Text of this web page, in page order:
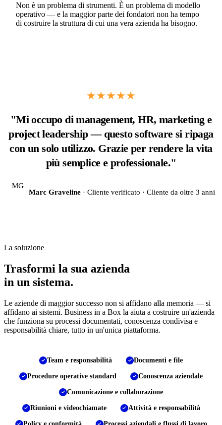
Non è un problema di strumenti. È un problema di modello
operativo — e la maggior parte dei fondatori non ha tempo
di costruire la struttura di cui una vera azienda ha bisogno.
★★★★★
"Mi occupo di management, HR, marketing e
project leadership — questo software si ripaga
con un solo utilizzo. Grazie per rendere la vita
più semplice e professionale."
MG
Marc Graveline · Cliente verificato · Cliente da oltre 3 anni
La soluzione
Trasformi la sua azienda
in un sistema.
Le aziende di maggior successo non si affidano alla memoria — si
affidano ai sistemi. Business in a Box la aiuta a costruire un'azienda
che funziona su processi documentati, conoscenza condivisa e
responsabilità chiare, tutto in un'unica piattaforma.
Team e responsabilità Documenti e file
Procedure operative standard Conoscenza aziendale
Comunicazione e collaborazione
Riunioni e videochiamate Attività e responsabilità